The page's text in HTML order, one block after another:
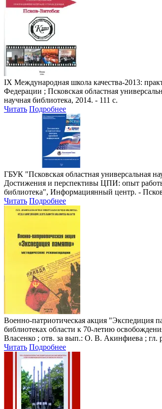
IX Международная школа качества-2013:
Федерации ; Псковская областная
научная библиотека, 2014. - 111 с.
Читать Подробнее
ГБУК "Псковская областная универсальная
Достижения и перспективы ЦПИ: опыт
библиотека", Информациянный центр. - Псков
Читать Подробнее
Военно-патриотическая акция "Экспедиция
библиотеках области к 70-летию
Власенко ; отв. за вып.: О. В. Акинфиева ; гл.
Читать Подробнее